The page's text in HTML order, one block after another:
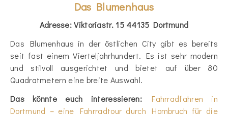
Das Blumenhaus
Adresse: Viktoriastr. 15 44135 Dortmund
Das Blumenhaus in der östlichen City gibt es bereits
seit fast einem Vierteljahrhundert. Es ist sehr modern
und stilvoll ausgerichtet und bietet auf über 80
Quadratmetern eine breite Auswahl.
Das könnte euch interessieren:
Fahrradfahren in
Dortmund – eine Fahrradtour durch Hombruch für die